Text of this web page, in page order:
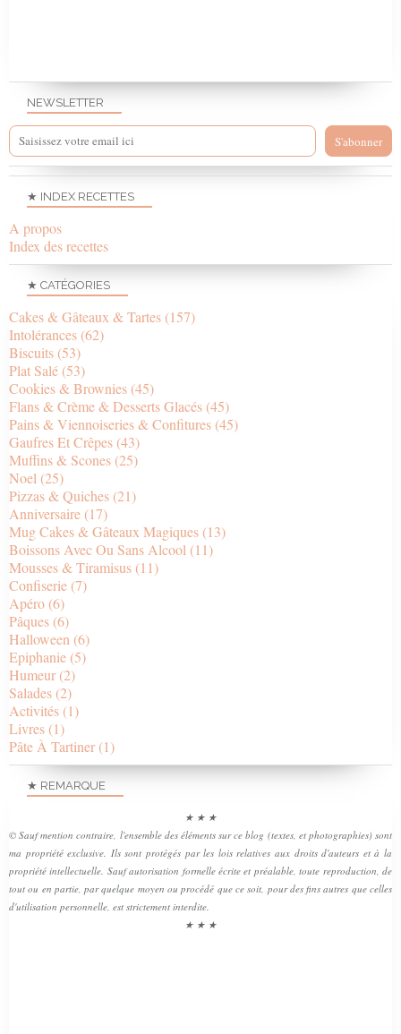
NEWSLETTER
★ INDEX RECETTES
A propos
Index des recettes
★ CATÉGORIES
Cakes & Gâteaux & Tartes (157)
Intolérances (62)
Biscuits (53)
Plat Salé (53)
Cookies & Brownies (45)
Flans & Crème & Desserts Glacés (45)
Pains & Viennoiseries & Confitures (45)
Gaufres Et Crêpes (43)
Muffins & Scones (25)
Noel (25)
Pizzas & Quiches (21)
Anniversaire (17)
Mug Cakes & Gâteaux Magiques (13)
Boissons Avec Ou Sans Alcool (11)
Mousses & Tiramisus (11)
Confiserie (7)
Apéro (6)
Pâques (6)
Halloween (6)
Epiphanie (5)
Humeur (2)
Salades (2)
Activités (1)
Livres (1)
Pâte À Tartiner (1)
★ REMARQUE
★ ★ ★
© Sauf mention contraire, l'ensemble des éléments sur ce blog (textes, et photographies) sont
ma propriété exclusive. Ils sont protégés par les lois relatives aux droits d'auteurs et à la
propriété intellectuelle. Sauf autorisation formelle écrite et préalable, toute reproduction, de
tout ou en partie, par quelque moyen ou procédé que ce soit, pour des fins autres que celles
d'utilisation personnelle, est strictement interdite.
★ ★ ★